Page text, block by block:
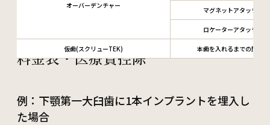
料金表・医療費控除
オーバーデンチャー
マグネットアタッチメ
ロケーターアタッチメ
仮歯(スクリューTEK) 本歯を入れるまでの間の
例：下顎第一大臼歯に1本インプラントを埋入し
た場合